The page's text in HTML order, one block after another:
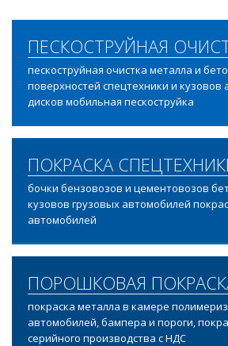
ПЕСКОСТРУЙНАЯ
пескоструйная очистка металла и
поверхностей спецтехники и кузовов
дисков мобильная пескоструйка
ПОКРАСКА
бочки бензовозов и цементовозов
кузовов грузовых автомобилей
автомобилей
ПОРОШКОВАЯ
покраска металла в камере
автомобилей, бампера и пороги,
серийного производства с НДС